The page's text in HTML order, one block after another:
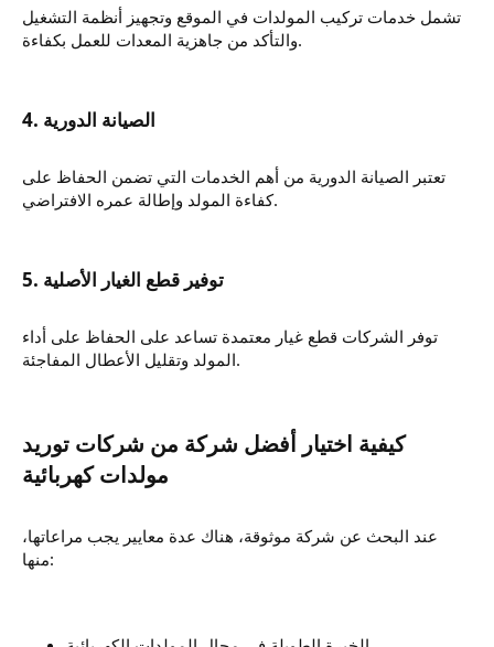
تشمل خدمات تركيب المولدات في الموقع وتجهيز أنظمة التشغيل
والتأكد من جاهزية المعدات للعمل بكفاءة.
تعتبر الصيانة الدورية من أهم الخدمات التي تضمن الحفاظ على
كفاءة المولد وإطالة عمره الافتراضي.
توفر الشركات قطع غيار معتمدة تساعد على الحفاظ على أداء
المولد وتقليل الأعطال المفاجئة.
كيفية اختيار أفضل شركة من شركات توريد
عند البحث عن شركة موثوقة، هناك عدة معايير يجب مراعاتها،
منها: